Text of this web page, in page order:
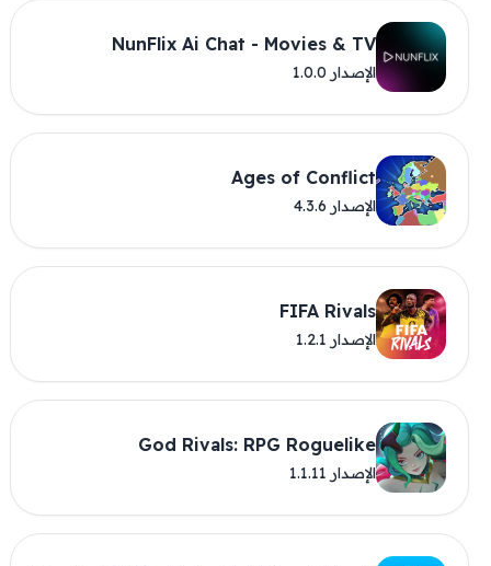
NunFlix Ai Chat - Movies & TV
الإصدار 1.0.0
Ages of Conflict
الإصدار 4.3.6
FIFA Rivals
الإصدار 1.2.1
God Rivals: RPG Roguelike
الإصدار 1.1.11